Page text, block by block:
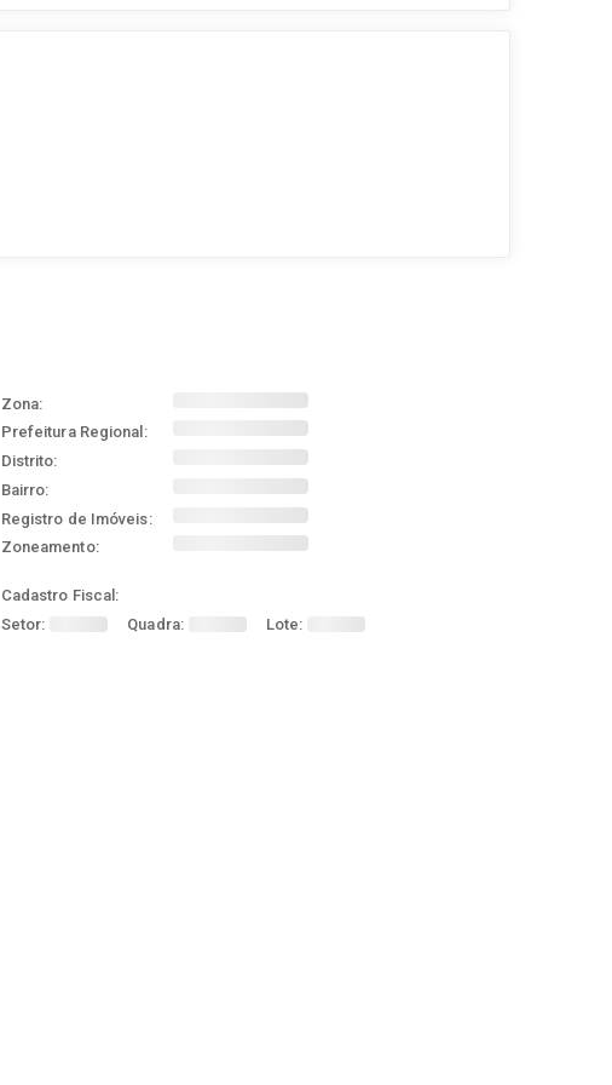
Zona:
Prefeitura Regional:
Distrito:
Bairro:
Registro de Imóveis:
Zoneamento:
Cadastro Fiscal:
Setor:
Quadra: Lote: